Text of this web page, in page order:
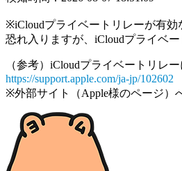
※iCloudプライベートリレーが有効
恐れ入りますが、iCloudプライベ
（参考）iCloudプライベートリレ
https://support.apple.com/ja-jp/102602
※外部サイト（Apple様のページ）